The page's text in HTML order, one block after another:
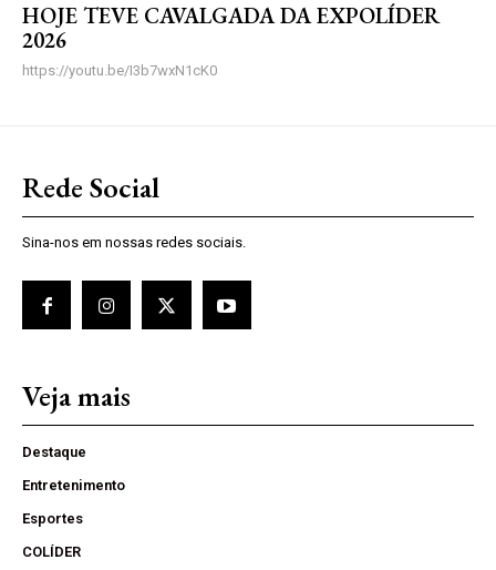
HOJE TEVE CAVALGADA DA EXPOLÍDER
2026
https://youtu.be/I3b7wxN1cK0
Rede Social
Sina-nos em nossas redes sociais.
Veja mais
Destaque
Entretenimento
Esportes
COLÍDER